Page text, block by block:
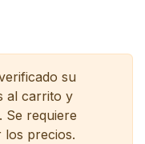
su
al carrito y
Se requiere
los precios.